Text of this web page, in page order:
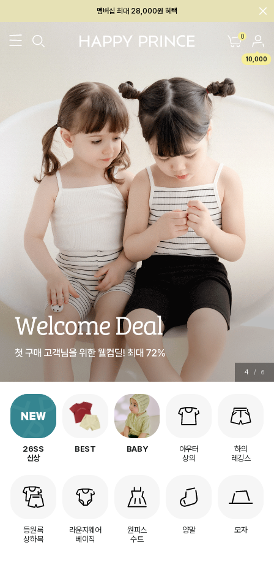
회원전용 아울렛, 가입하면 ~60% 할인!
0
10,000
5 / 6
26SS
신상
BEST BABY
아우터
상의
하의
레깅스
등원룩
상하복
라운지웨어
베이직
원피스
수트
양말 모자